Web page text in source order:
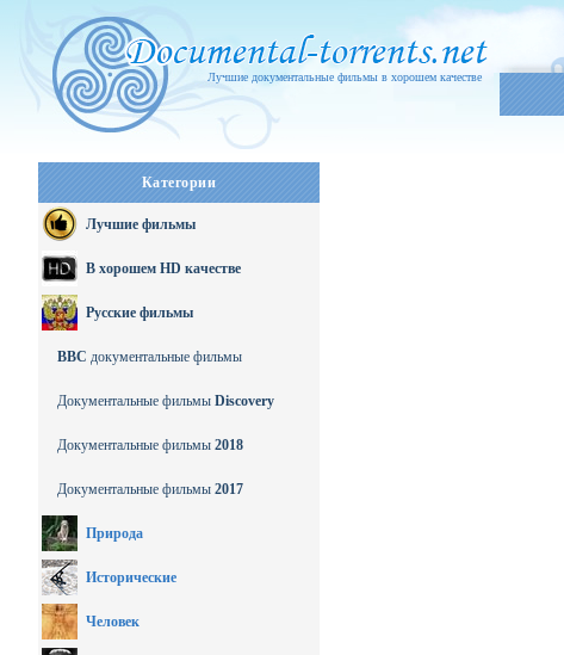
Лучшие документальные фильмы в хорошем качестве
Категории
Лучшие фильмы
В хорошем HD качестве
Русские фильмы
BBC документальные фильмы
Документальные фильмы Discovery
Документальные фильмы 2018
Документальные фильмы 2017
Природа
Исторические
Человек